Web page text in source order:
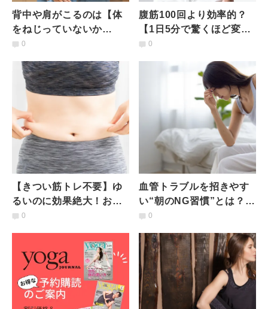
背中や肩がこるのは【体
をねじっていないか
ら!?】座ったまま１日２
チ」
0
腹筋100回より効率的？
【1日5分で驚くほど変わ
る】全身引き締め「魔法
0
【きつい筋トレ不要】ゆ
るいのに効果絶大！お腹
引き締めエクササイズ
0
血管トラブルを招きやす
い“朝のNG習慣”とは？医
師が解説
0